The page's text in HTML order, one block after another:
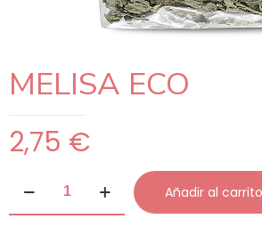
MELISA ECO
2,75 €
ECO
cantidad
Añadir al carrito